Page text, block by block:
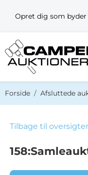
Opret dig som byder
Forside Afsluttede
Tilbage til